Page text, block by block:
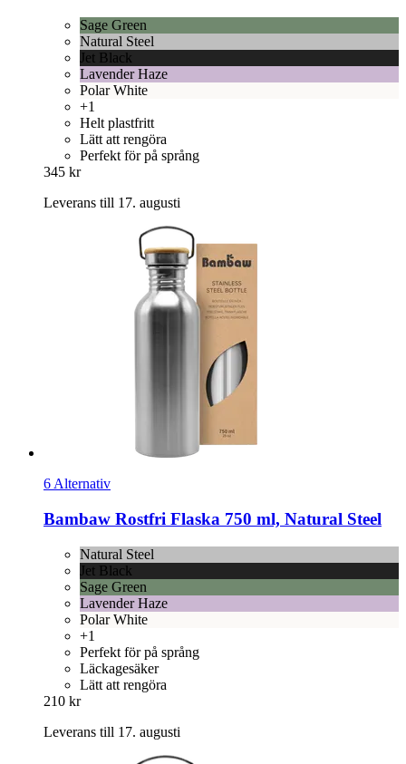
Sage Green
Natural Steel
Jet Black
Lavender Haze
Polar White
+1
Helt plastfritt
Lätt att rengöra
Perfekt för på språng
345 kr
Leverans till 17. augusti
6 Alternativ
Bambaw Rostfri Flaska 750 ml, Natural Steel
Natural Steel
Jet Black
Sage Green
Lavender Haze
Polar White
+1
Perfekt för på språng
Läckagesäker
Lätt att rengöra
210 kr
Leverans till 17. augusti